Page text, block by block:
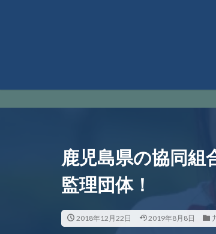
鹿児島県の協同組
監理団体！
2018年12月22日 2019年8月8日